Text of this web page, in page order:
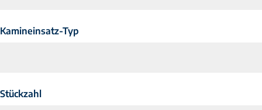
Kamineinsatz-Typ
Stückzahl